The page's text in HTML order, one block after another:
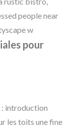
pour
: introduction
les toits une fine